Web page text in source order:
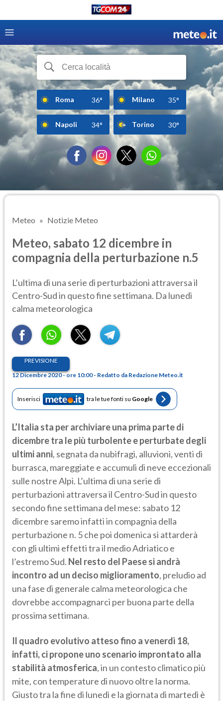
Roma 36° Milano 35°
Napoli 34° Torino 30°
Meteo Notizie Meteo
Meteo, sabato 12 dicembre in
compagnia della perturbazione n.5
L’ultima di una serie di perturbazioni attraversa il
Centro-Sud in questo fine settimana. Da lunedì
calma meteorologica
PREVISIONE
12 Dicembre 2020 - ore 10:00 - Redatto da Redazione Meteo.it
Inserisci tra le tue fonti su Google
L’Italia sta per archiviare una prima parte di
dicembre tra le più turbolente e perturbate degli
ultimi anni, segnata da nubifragi, alluvioni, venti di
burrasca, mareggiate e accumuli di neve eccezionali
sulle nostre Alpi. L’ultima di una serie di
perturbazioni attraversa il Centro-Sud in questo
secondo fine settimana del mese: sabato 12
dicembre saremo infatti in compagnia della
perturbazione n. 5 che poi domenica si attarderà
con gli ultimi effetti tra il medio Adriatico e
l’estremo Sud. Nel resto del Paese si andrà
incontro ad un deciso miglioramento, preludio ad
una fase di generale calma meteorologica che
dovrebbe accompagnarci per buona parte della
prossima settimana.
Il quadro evolutivo atteso fino a venerdì 18,
infatti, ci propone uno scenario improntato alla
stabilità atmosferica, in un contesto climatico più
mite, con temperature di nuovo oltre la norma.
Giusto tra la fine di lunedì e la giornata di martedì è